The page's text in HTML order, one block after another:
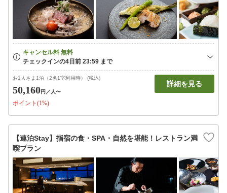
お1人さま1泊（2名1室利用時） (税込)
50,160円 ／人〜
ポイント(1%)
詳細を見る
【連泊Stay】指宿の食・SPA・自然を堪能！レストラン満
喫プラン